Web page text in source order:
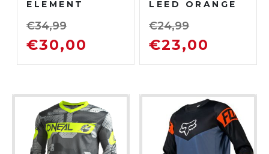
ELEMENT
SHOCKER V.25
BLACK/ORANG
E
€34,99
€30,00
LEED ORANGE
€24,99
€23,00